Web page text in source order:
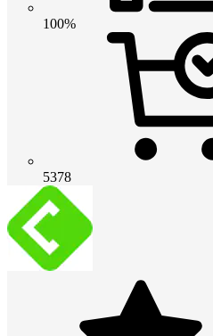
100%
5378